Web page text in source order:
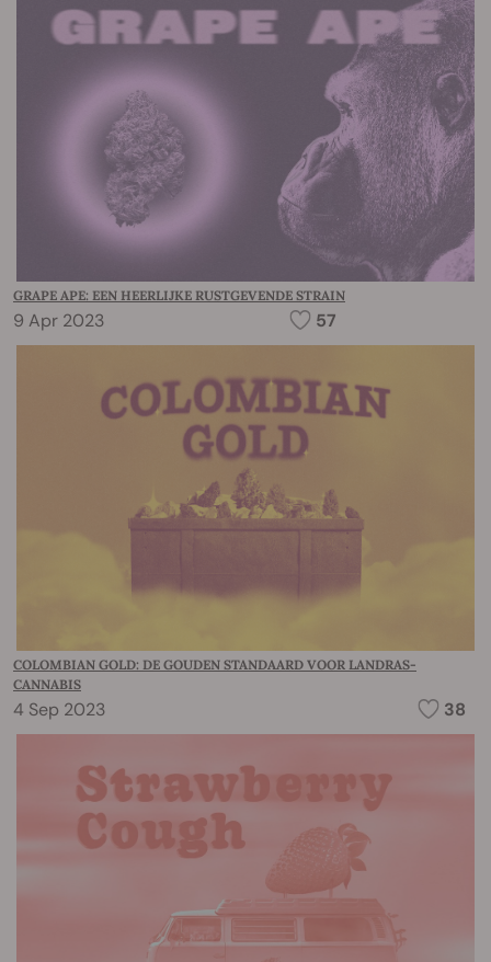
GRAPE APE: EEN HEERLIJKE RUSTGEVENDE STRAIN
9 Apr 2023 57
COLOMBIAN GOLD: DE GOUDEN STANDAARD VOOR LANDRAS-
CANNABIS
4 Sep 2023 38